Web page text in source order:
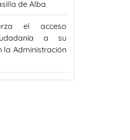
de Alba
el acceso
a su
la Administración